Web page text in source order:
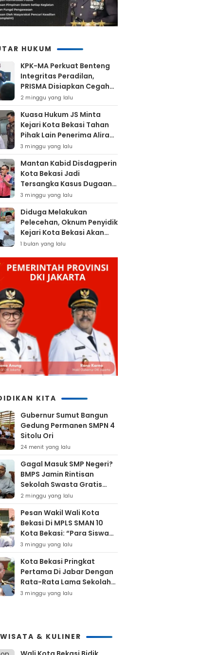
HUKUM
KPK-MA Perkuat Benteng
Integritas Peradilan,
PRISMA Disiapkan Cegah
Korupsi Sejak Hulu
2 minggu yang lalu
Kuasa Hukum JS Minta
Kejari Kota Bekasi Tahan
Pihak Lain Penerima Aliran
Dana Rp80 Juta
3 minggu yang lalu
Mantan Kabid Disdagperin
Kota Bekasi Jadi
Tersangka Kasus Dugaan
Pungli MCK Pasar
Bantargebang
3 minggu yang lalu
Diduga Melakukan
Pelecehan, Oknum Penyidik
Kejari Kota Bekasi Akan
Dilaporkan
1 bulan yang lalu
KITA
Gubernur Sumut Bangun
Gedung Permanen SMPN 4
Sitolu Ori
24 menit yang lalu
Gagal Masuk SMP Negeri?
BMPS Jamin Rintisan
Sekolah Swasta Gratis
Untuk Masyarakat Kota
Bekasi
2 minggu yang lalu
Pesan Wakil Wali Kota
Bekasi Di MPLS SMAN 10
Kota Bekasi: “Para Siswa
Hindari Perilaku Yang
Bertentangan Dengan
Norma Masyarakat
Maupun Agama”
3 minggu yang lalu
Kota Bekasi Pringkat
Pertama Di Jabar Dengan
Rata-Rata Lama Sekolah
Di Atas 12 Tahun
3 minggu yang lalu
& KULINER